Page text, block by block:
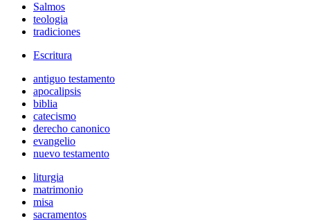
Salmos
teologia
tradiciones
Escritura
antiguo testamento
apocalipsis
biblia
catecismo
derecho canonico
evangelio
nuevo testamento
liturgia
matrimonio
misa
sacramentos